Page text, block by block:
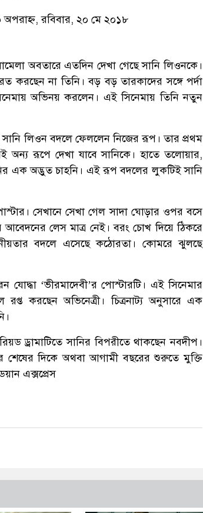
রবিবার, ২০ মে ২০১৮
অবতারে এতদিন দেখা গেছে সানি লিওনকে।
করছেন না তিনি। বড় বড় তারকাদের সঙ্গে পর্দা
অভিনয় করলেন। এই সিনেমায় তিনি নতুন
সানি লিওন বদলে ফেললেন নিজের রূপ। তার প্রথম
অন্য রূপে দেখা যাবে সানিকে। হাতে তলোয়ার,
এক অদ্ভুত চাহনি। এই রূপ বদলের লুকটিই সানি
সেখানে সেখা গেল সাদা ঘোড়ার ওপর বসে
আবেদনের লেস মাত্র নেই। বরং চোখ দিয়ে ঠিকরে
বদলে এসেছে কঠোরতা। কোমরে ঝুলছে
যোদ্ধা ‘ভীরমাদেবী’র পোস্টারটি। এই সিনেমার
করছেন অভিনেত্রী। চিত্রনাট্য অনুসারে এক
ড্রামাটিতে সানির বিপরীতে থাকছেন নবদীপ।
শেষের দিকে অথবা আগামী বছরের শুরুতে মুক্তি
এক্সপ্রেস